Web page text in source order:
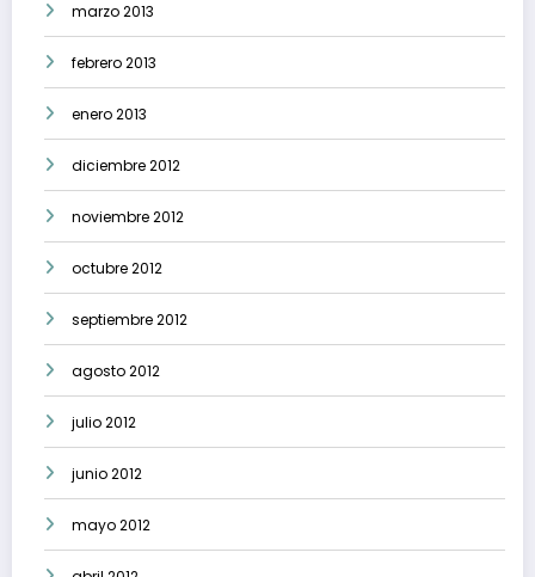
marzo 2013
febrero 2013
enero 2013
diciembre 2012
noviembre 2012
octubre 2012
septiembre 2012
agosto 2012
julio 2012
junio 2012
mayo 2012